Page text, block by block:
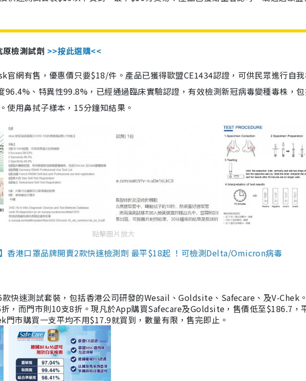
檢測試劑 >>按此選購<<
官網有售，優惠價只要$18/件。產品已獲得歐盟CE1434認證，可供民眾進行自
96.4%、特異性99.8%，已經通過臨床實驗認證，有效檢測新冠病毒變種毒株，
用鼻拭子樣本，15分鐘知結果。
點擊圖片放大
香港口罩品牌開賣2款快速檢測劑 最平$18起 ！可檢測Delta/Omicron病毒
快速測試套裝，包括香港公司研發的Wesail、Goldsite、Safecare、及V-Chek
，而門市則10支8折。現凡於App購買Safecare及Goldsite，售價低至$186.7，
門市購買一支平均不用$17.9就買到，數量有限，售完即止。